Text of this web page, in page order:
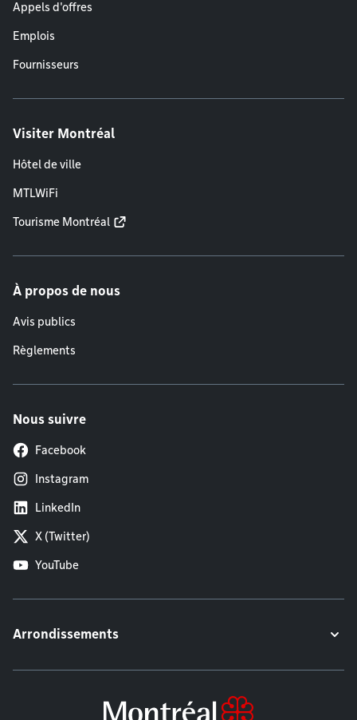
Appels d'offres
Emplois
Fournisseurs
Visiter Montréal
Hôtel de ville
MTLWiFi
Tourisme Montréal
À propos de nous
Avis publics
Règlements
Nous suivre
Facebook
Instagram
LinkedIn
X (Twitter)
YouTube
Arrondissements